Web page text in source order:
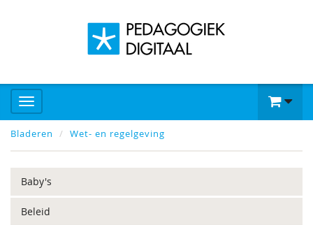
Bladeren Wet- en regelgeving
Baby's
Beleid